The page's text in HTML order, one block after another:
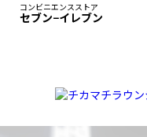
コンビニエンスストア
セブン−イレブン